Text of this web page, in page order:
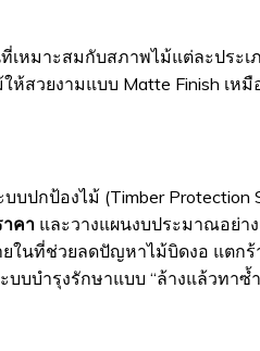
มาะสมกับสภาพไม้แต่ละประเ
สวยงามแบบ Matte Finish เห
บปกป้องไม้ (Timber
าคา และวางแผนงบประมาณอย่
ในที่ช่วยลดปัญหาไม้บิดงอ แตก
บบำรุงรักษาแบบ “ล้างแล้วทาซ้